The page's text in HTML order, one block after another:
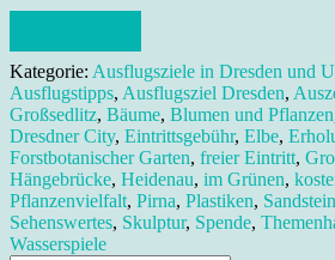
Kategorie: Ausflugsziele in Dresden und
Ausflugstipps, Ausflugsziel Dresden,
Großsedlitz, Bäume, Blumen und Pflanzen
Dresdner City, Eintrittsgebühr, Elbe,
Forstbotanischer Garten, freier Eintritt,
Hängebrücke, Heidenau, im Grünen,
Pflanzenvielfalt, Pirna, Plastiken,
Sehenswertes, Skulptur, Spende,
Wasserspiele